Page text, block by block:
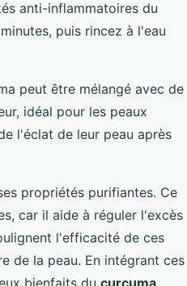
anti-inflammatoires du
puis rincez à l'eau
peut être mélangé avec de
idéal pour les peaux
l'éclat de leur peau après
propriétés purifiantes. Ce
car il aide à réguler l'excès
l'efficacité de ces
de la peau. En intégrant ces